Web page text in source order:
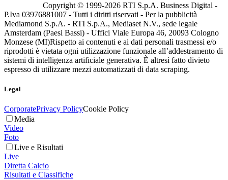
Copyright © 1999-2026 RTI S.p.A. Business Digital -
P.Iva 03976881007 - Tutti i diritti riservati - Per la pubblicità
Mediamond S.p.A. - RTI S.p.A., Mediaset N.V., sede legale
Amsterdam (Paesi Bassi) - Uffici Viale Europa 46, 20093 Cologno
Monzese (MI)Rispetto ai contenuti e ai dati personali trasmessi e/o
riprodotti è vietata ogni utilizzazione funzionale all’addestramento di
sistemi di intelligenza artificiale generativa. È altresì fatto divieto
espresso di utilizzare mezzi automatizzati di data scraping.
Legal
CorporatePrivacy PolicyCookie Policy
Media
Video
Foto
Live e Risultati
Live
Diretta Calcio
Risultati e Classifiche